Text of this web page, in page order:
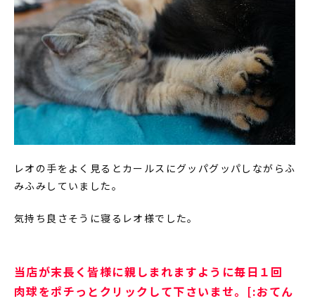
レオの手をよく見るとカールスにグッパグッパしながらふ
みふみしていました。
気持ち良さそうに寝るレオ様でした。
当店が末長く皆様に親しまれますように毎日１回
肉球をポチっとクリックして下さいませ。[:おてん